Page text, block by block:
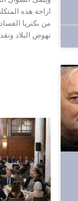
ازاحة هذه
من بكتريا
نهوض البلاد